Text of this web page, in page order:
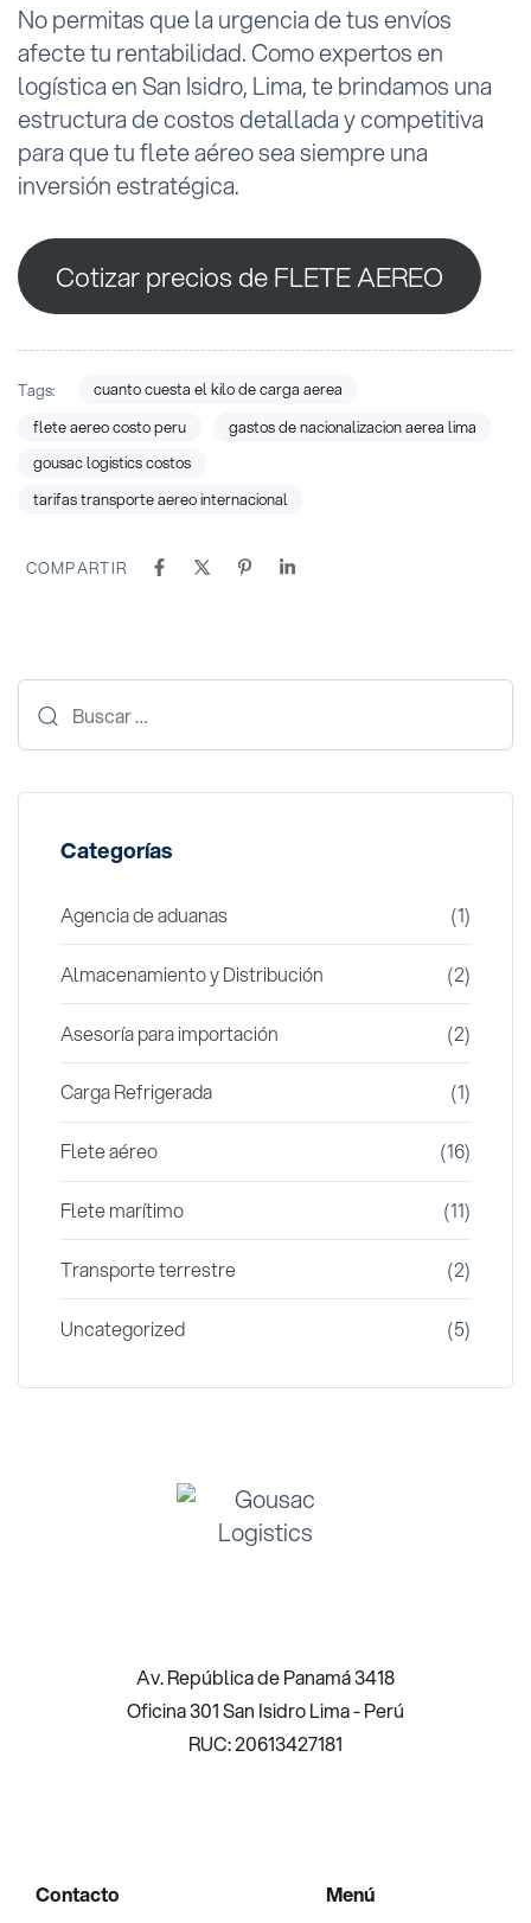
No permitas que la urgencia de tus envíos
afecte tu rentabilidad. Como expertos en
logística en San Isidro, Lima, te brindamos una
estructura de costos detallada y competitiva
para que tu flete aéreo sea siempre una
inversión estratégica.
Cotizar precios de FLETE AEREO
Tags:
cuanto cuesta el kilo de carga aerea
flete aereo costo peru
gastos de nacionalizacion aerea lima
gousac logistics costos
tarifas transporte aereo internacional
COMPARTIR
Categorías
Agencia de aduanas (1)
Almacenamiento y Distribución (2)
Asesoría para importación (2)
Carga Refrigerada (1)
Flete aéreo (16)
Flete marítimo (11)
Transporte terrestre (2)
Uncategorized (5)
Av. República de Panamá 3418
Oficina 301 San Isidro Lima - Perú
RUC: 20613427181 ​ ​
Contacto Menú